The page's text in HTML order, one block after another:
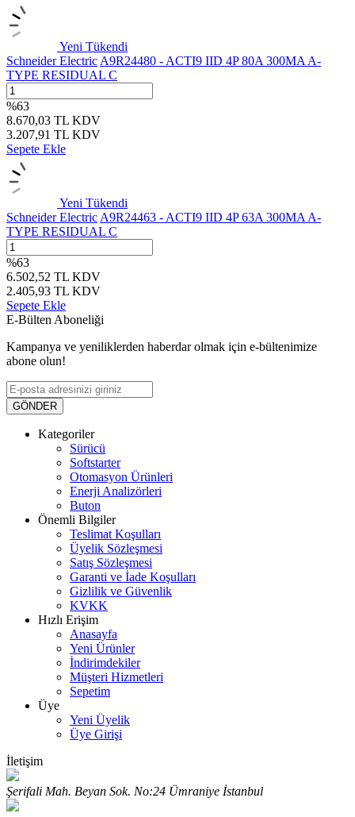
Yeni Tükendi
Schneider Electric A9R24480 - ACTI9 IID 4P 80A 300MA A-
TYPE RESIDUAL C
%63
8.670,03 TL KDV
3.207,91 TL KDV
Sepete Ekle
Yeni Tükendi
Schneider Electric A9R24463 - ACTI9 IID 4P 63A 300MA A-
TYPE RESIDUAL C
%63
6.502,52 TL KDV
2.405,93 TL KDV
Sepete Ekle
E-Bülten Aboneliği
Kampanya ve yeniliklerden haberdar olmak için e-bültenimize
abone olun!
GÖNDER
Kategoriler
Sürücü
Softstarter
Otomasyon Ürünleri
Enerji Analizörleri
Buton
Önemli Bilgiler
Teslimat Koşulları
Üyelik Sözleşmesi
Satış Sözleşmesi
Garanti ve İade Koşulları
Gizlilik ve Güvenlik
KVKK
Hızlı Erişim
Anasayfa
Yeni Ürünler
İndirimdekiler
Müşteri Hizmetleri
Sepetim
Üye
Yeni Üyelik
Üye Girişi
İletişim
Şerifali Mah. Beyan Sok. No:24 Ümraniye İstanbul